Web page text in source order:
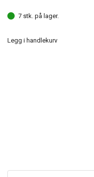
7 stk. på lager.
Legg i handlekurv